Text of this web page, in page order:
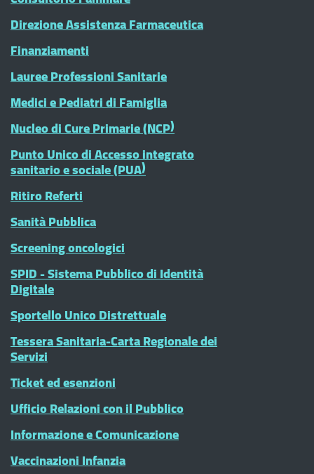
Direzione Assistenza Farmaceutica
Finanziamenti
Lauree Professioni Sanitarie
Medici e Pediatri di Famiglia
Nucleo di Cure Primarie (NCP)
Punto Unico di Accesso integrato
sanitario e sociale (PUA)
Ritiro Referti
Sanità Pubblica
Screening oncologici
SPID - Sistema Pubblico di Identità
Digitale
Sportello Unico Distrettuale
Tessera Sanitaria-Carta Regionale dei
Servizi
Ticket ed esenzioni
Ufficio Relazioni con il Pubblico
Informazione e Comunicazione
Vaccinazioni Infanzia